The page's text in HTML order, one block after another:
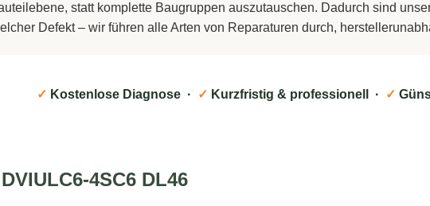
statt komplette Baugruppen auszutauschen. Dadurch sind
Defekt – wir führen alle Arten von Reparaturen durch,
✓ Kostenlose Diagnose · ✓ Kurzfristig & professionell · ✓
DVIULC6-4SC6 DL46